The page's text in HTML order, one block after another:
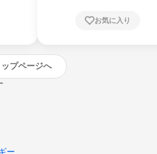
島県、
お気に入り
ップページへ
ー